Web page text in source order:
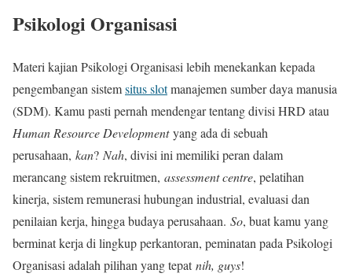
Psikologi Organisasi
Materi kajian Psikologi Organisasi lebih menekankan kepada
pengembangan sistemsitus slotmanajemen sumber daya manusia
(SDM). Kamu pasti pernah mendengar tentang divisi HRD atau
Human Resource Developmentyang ada di sebuah
perusahaan, kan? Nah, divisi ini memiliki peran dalam
merancang sistem rekruitmen, assessment centre, pelatihan
kinerja, sistem remunerasi hubungan industrial, evaluasi dan
penilaian kerja, hingga budaya perusahaan. So, buat kamu yang
berminat kerja di lingkup perkantoran, peminatan pada Psikologi
Organisasi adalah pilihan yang tepatnih, guys!